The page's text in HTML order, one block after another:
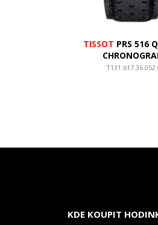
TISSOT PRS 516
KDE KOUPIT